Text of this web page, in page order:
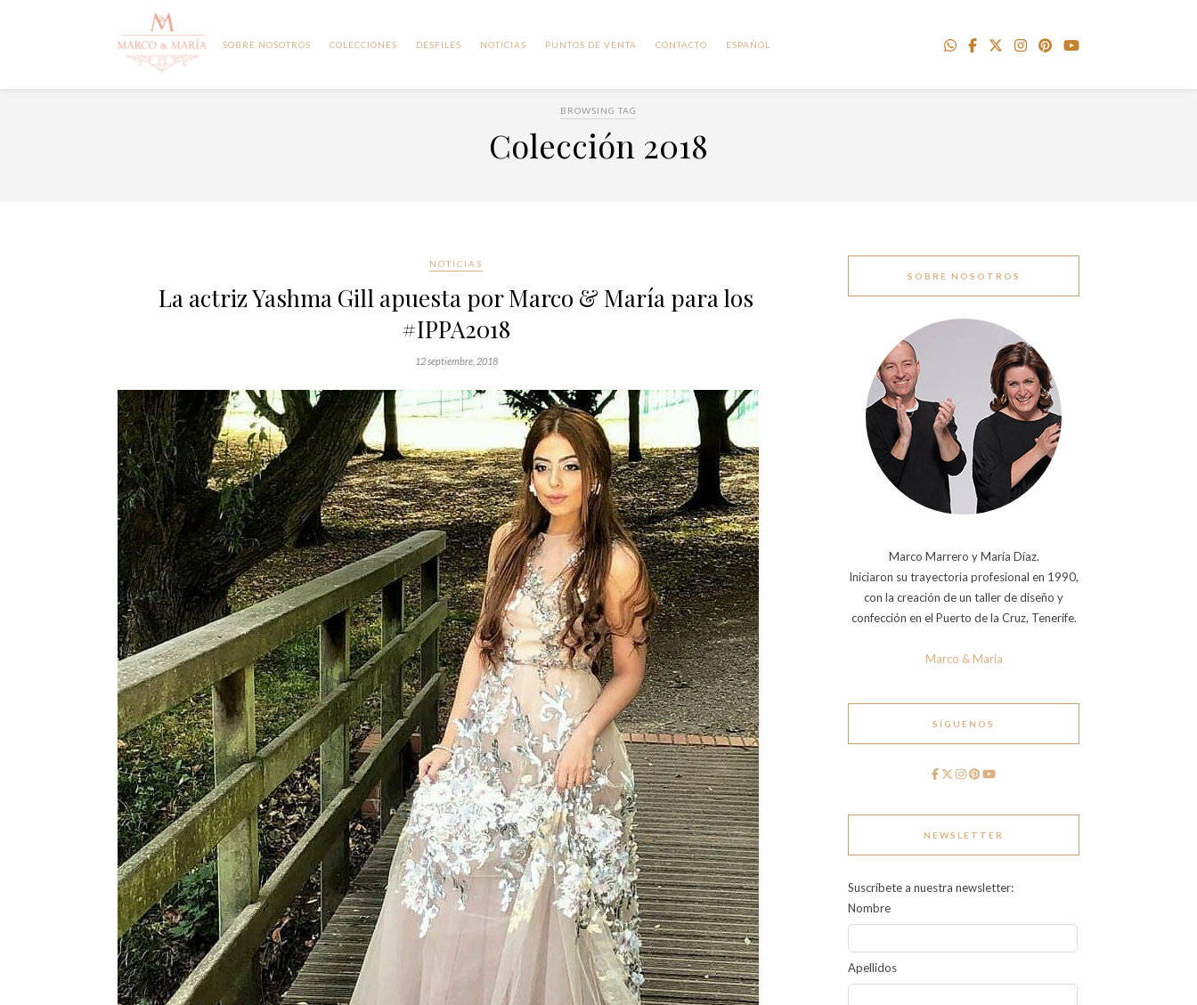
SOBRE NOSOTROS COLECCIONES DESFILES NOTICIAS PUNTOS DE VENTA CONTACTO ESPAÑOL
BROWSING TAG
Colección 2018
NOTICIAS
La actriz Yashma Gill apuesta por Marco & María para los
#IPPA2018
12 septiembre, 2018
SOBRE NOSOTROS
Marco Marrero y María Díaz.
Iniciaron su trayectoria profesional en 1990,
con la creación de un taller de diseño y
confección en el Puerto de la Cruz, Tenerife.
Marco & María
SÍGUENOS
NEWSLETTER
Suscríbete a nuestra newsletter:
Nombre
Apellidos